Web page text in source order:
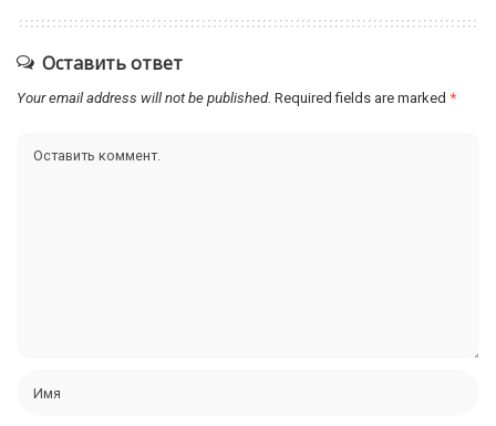
Оставить ответ
Your email address will not be published. Required fields are marked *